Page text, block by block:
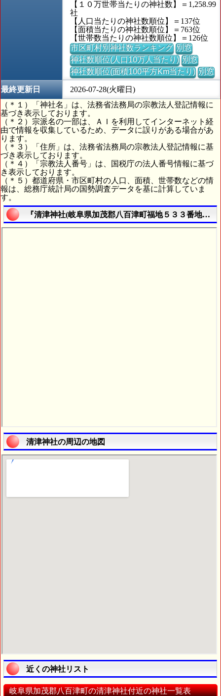
【１０万世帯当たりの神社数】＝1,258.99
社
【人口当たりの神社数順位】＝137位
【面積当たりの神社数順位】＝763位
【世帯数当たりの神社数順位】＝126位
市区町村別神社数ランキング 別窓
神社数順位(人口10万人当たり) 別窓
神社数順位(面積100平方Km当たり) 別窓
最終更新日
2026-07-28(火曜日)
（＊１）「神社名」は、法務省法務局の宗教法人登記情報に
基づき表示しております。
（＊２）宗派名の一部は、ＡＩを利用してインターネット経
由で情報を収集しているため、データに誤りがある場合があ
ります。
（＊３）「住所」は、法務省法務局の宗教法人登記情報に基
づき表示しております。
（＊４）「宗教法人番号」は、国税庁の法人番号情報に基づ
き表示しております。
（＊５）都道府県・市区町村の人口、面積、世帯数などの情
報は、総務庁統計局の国勢調査データを基に計算していま
す。
『清津神社(岐阜県加茂郡八百津町福地５３３番地の
清津神社の周辺の地図
近くの神社リスト
岐阜県加茂郡八百津町の清津神社付近の神社一覧表